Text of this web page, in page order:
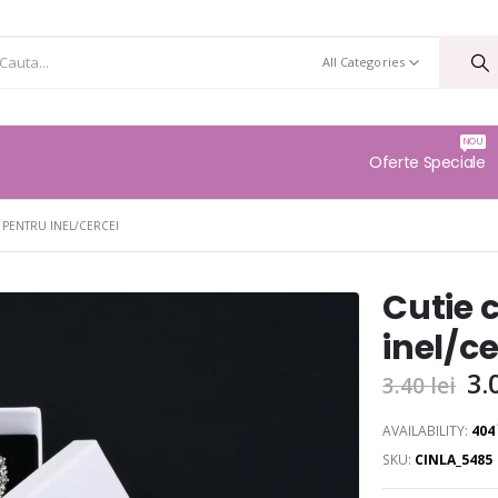
All Categories
Oferte Speciale
NOU
INEL/CERCEI
Cutie
inel/
3.40lei
AVAILABILITY:
SKU: CINLA_5485